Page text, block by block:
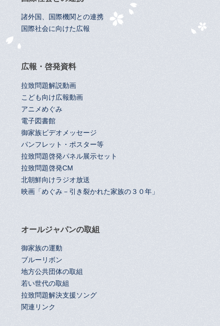
諸外国、国際機関との連携
国際社会に向けた広報
広報・啓発資料
拉致問題解説動画
こども向け広報動画
アニメめぐみ
電子図書館
御家族ビデオメッセージ
パンフレット・ポスター等
拉致問題啓発パネル展示セット
拉致問題啓発CM
北朝鮮向けラジオ放送
映画「めぐみ－引き裂かれた家族の３０年」
オールジャパンの取組
御家族の運動
ブルーリボン
地方公共団体の取組
若い世代の取組
拉致問題解決支援ソング
関連リンク